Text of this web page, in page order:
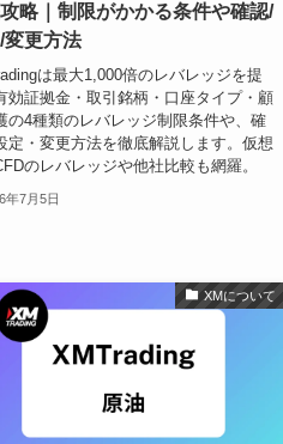
略｜制限がかかる条件や確認/
変更方法
は最大1,000倍のレバレッジを提
効証拠金・取引銘柄・口座タイプ・顧
の4種類のレバレッジ制限条件や、確
定・変更方法を徹底解説します。仮想
のレバレッジや他社比較も網羅。
年7月5日
XMについて